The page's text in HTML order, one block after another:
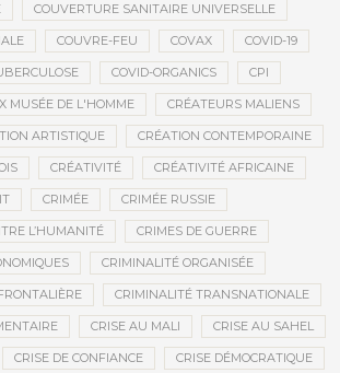
COUVERTURE SANITAIRE UNIVERSELLE
COUVRE-FEU COVAX COVID-19
COVID-ORGANICS CPI
MUSÉE DE L'HOMME CRÉATEURS MALIENS
ARTISTIQUE CRÉATION CONTEMPORAINE
CRÉATIVITÉ CRÉATIVITÉ AFRICAINE
CRIMÉE CRIMÉE RUSSIE
L’HUMANITÉ CRIMES DE GUERRE
CRIMINALITÉ ORGANISÉE
CRIMINALITÉ TRANSNATIONALE
CRISE AU MALI CRISE AU SAHEL
CRISE DE CONFIANCE CRISE DÉMOCRATIQUE